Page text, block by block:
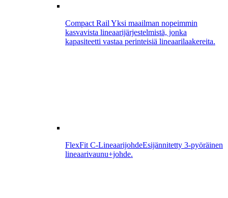
Compact Rail Yksi maailman nopeimmin
kasvavista lineaarijärjestelmistä, jonka
kapasiteetti vastaa perinteisiä lineaarilaakereita.
FlexFit C-LineaarijohdeEsijännitetty 3-pyöräinen
lineaarivaunu+johde.